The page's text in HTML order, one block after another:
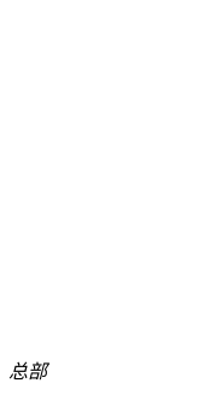
总部